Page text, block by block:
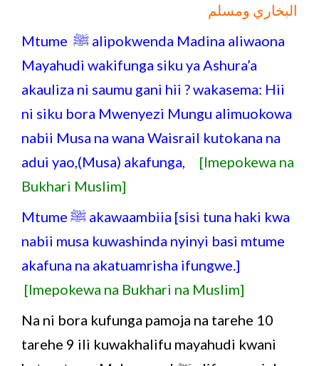
البخاري ومسلم
Mtume ﷺ alipokwenda Madina aliwaona
Mayahudi wakifunga siku ya Ashura’a
akauliza ni saumu gani hii ? wakasema: Hii
ni siku bora Mwenyezi Mungu alimuokowa
nabii Musa na wana Waisrail kutokana na
adui yao,(Musa) akafunga, [Imepokewa na
Bukhari Muslim]
Mtume ﷺ akawaambiia [sisi tuna haki kwa
nabii musa kuwashinda nyinyi basi mtume
akafuna na akatuamrisha ifungwe.]
[Imepokewa na Bukhari na Muslim]
Na ni bora kufunga pamoja na tarehe 10
tarehe 9 ili kuwakhalifu mayahudi kwani